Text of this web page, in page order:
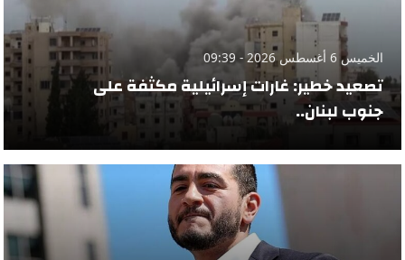
الخميس 6 أغسطس 2026 - 09:39
تصعيد خطير: غارات إسرائيلية مكثفة على
جنوب لبنان..